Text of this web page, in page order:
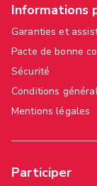
Informations
Garanties et
Pacte de bonne
Sécurité
Conditions
Mentions légales
Participer